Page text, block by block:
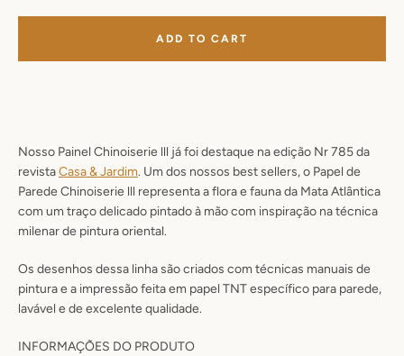
Nosso Painel Chinoiserie lll já foi destaque na edição Nr 785 da
revistaCasa & Jardim. Um dos nossos best sellers, o Papel de
Parede Chinoiserie lll representa a flora e fauna da Mata Atlântica
com um traço delicado pintado à mão com inspiração na técnica
milenar de pintura oriental.
Os desenhos dessa linha são criados com técnicas manuais de
pintura e a impressão feita em papel TNT específico para parede,
lavável e de excelente qualidade.
INFORMAÇÕES DO PRODUTO
ADD TO CART